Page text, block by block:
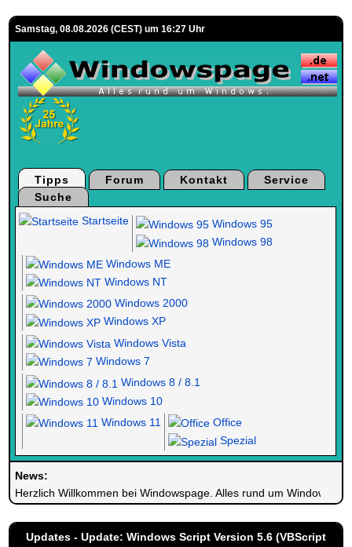
Samstag, 08.08.2026 (CEST) um 16:27 Uhr
Tipps Forum Kontakt
Service
Suche
Startseite
Windows 95
Windows 98
Windows ME
Windows NT
Windows 2000
Windows XP
Windows Vista
Windows 7
Windows 8 / 8.1
Windows 10
Windows 11
Office
Spezial
News:
Herzlich Willkommen bei Windowspage. Alles rund um Windows.
Updates - Update: Windows Script Version 5.6 (VBScript